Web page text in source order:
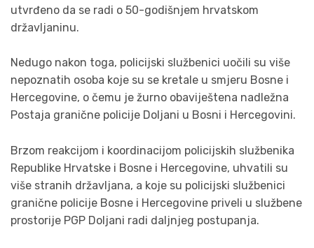
utvrđeno da se radi o 50-godišnjem hrvatskom
državljaninu.
Nedugo nakon toga, policijski službenici uočili su više
nepoznatih osoba koje su se kretale u smjeru Bosne i
Hercegovine, o čemu je žurno obaviještena nadležna
Postaja granične policije Doljani u Bosni i Hercegovini.
Brzom reakcijom i koordinacijom policijskih službenika
Republike Hrvatske i Bosne i Hercegovine, uhvatili su
više stranih državljana, a koje su policijski službenici
granične policije Bosne i Hercegovine priveli u službene
prostorije PGP Doljani radi daljnjeg postupanja.